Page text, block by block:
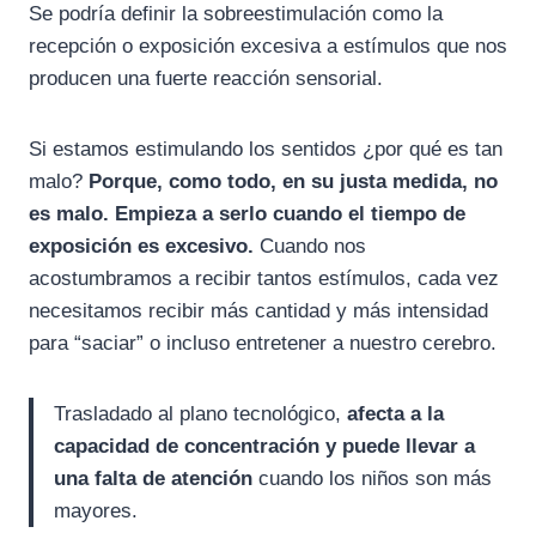
Se podría definir la sobreestimulación como la
recepción o exposición excesiva a estímulos que nos
producen una fuerte reacción sensorial.
Si estamos estimulando los sentidos ¿por qué es tan
malo? Porque, como todo, en su justa medida, no
es malo. Empieza a serlo cuando el tiempo de
exposición es excesivo. Cuando nos
acostumbramos a recibir tantos estímulos, cada vez
necesitamos recibir más cantidad y más intensidad
para “saciar” o incluso entretener a nuestro cerebro.
Trasladado al plano tecnológico, afecta a la
capacidad de concentración y puede llevar a
una falta de atención cuando los niños son más
mayores.